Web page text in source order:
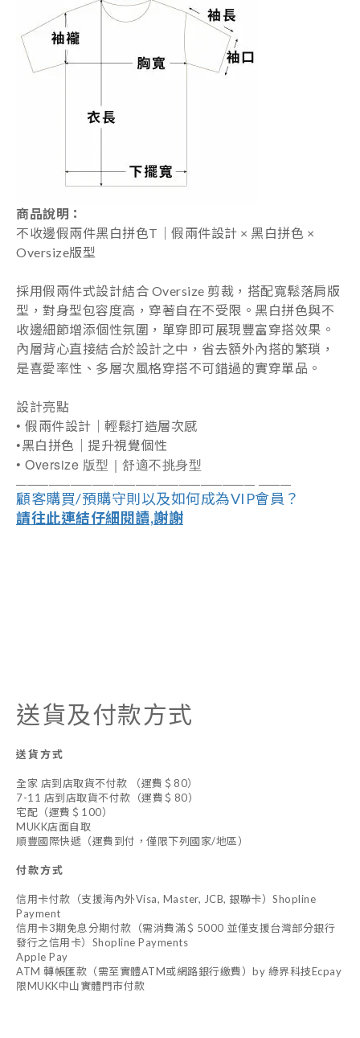
商品說明：
不收邊假兩件黑白拼色T｜假兩件設計 × 黑白拼色 ×
Oversize版型
採用假兩件式設計結合 Oversize 剪裁，搭配寬鬆落肩版
型，對身型包容度高，穿著自在不受限。黑白拼色與不
收邊細節增添個性氛圍，單穿即可展現豐富穿搭效果。
內層背心直接結合於設計之中，省去額外內搭的繁瑣，
是喜愛率性、多層次風格穿搭不可錯過的實穿單品。
設計亮點
• 假兩件設計｜輕鬆打造層次感
•黑白拼色｜提升視覺個性
• Oversize 版型｜舒適不挑身型
―――――――――――――――――――――― ―――
顧客購買/預購守則以及如何成為VIP會員？
請往此連結仔細閱讀,謝謝
送貨及付款方式
送貨方式
全家 店到店取貨不付款 （運費＄80）
7-11 店到店取貨不付款（運費＄80）
宅配（運費＄100）
MUKK店面自取
順豐國際快遞（運費到付，僅限下列國家/地區）
付款方式
信用卡付款（支援海內外Visa, Master, JCB, 銀聯卡）Shopline
Payment
信用卡3期免息分期付款（需消費滿＄5000 並僅支援台灣部分銀行
發行之信用卡）Shopline Payments
Apple Pay
ATM 轉帳匯款（需至實體ATM或網路銀行繳費）by 綠界科技Ecpay
限MUKK中山實體門市付款